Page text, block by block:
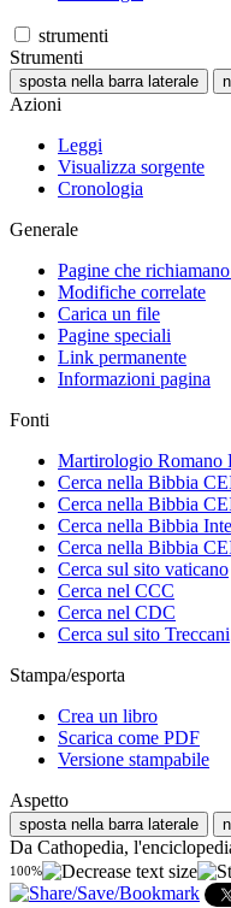
strumenti
Strumenti
sposta nella barra laterale
Azioni
Leggi
Visualizza sorgente
Cronologia
Generale
Pagine che
Modifiche correlate
Carica un file
Pagine speciali
Link permanente
Informazioni pagina
Fonti
Martirologio Romano
Cerca nella Bibbia
Cerca nella Bibbia
Cerca nella Bibbia
Cerca nella Bibbia
Cerca sul sito vaticano
Cerca nel CCC
Cerca nel CDC
Cerca sul sito Treccani
Stampa/esporta
Crea un libro
Scarica come PDF
Versione stampabile
Aspetto
sposta nella barra laterale
Da Cathopedia,
100%